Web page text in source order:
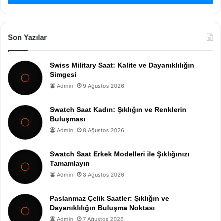
Son Yazılar
Swiss Military Saat: Kalite ve Dayanıklılığın
Simgesi
Admin 9 Ağustos 2026
Swatch Saat Kadın: Şıklığın ve Renklerin
Buluşması
Admin 8 Ağustos 2026
Swatch Saat Erkek Modelleri ile Şıklığınızı
Tamamlayın
Admin 8 Ağustos 2026
Paslanmaz Çelik Saatler: Şıklığın ve
Dayanıklılığın Buluşma Noktası
Admin 7 Ağustos 2026